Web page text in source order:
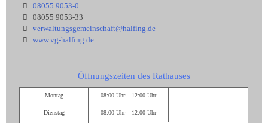
08055 9053-0
08055 9053-33
verwaltungsgemeinschaft@halfing.de
www.vg-halfing.de
Öffnungszeiten des Rathauses
Montag 08:00 Uhr – 12:00 Uhr
Dienstag 08:00 Uhr – 12:00 Uhr